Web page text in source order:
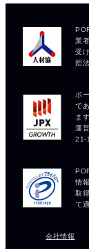
会社情報